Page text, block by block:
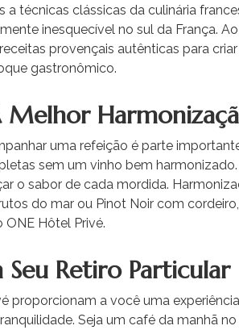
técnicas clássicas da culinária
inesquecível no sul da França.
provençais autênticas para
gastronômico.
uma refeição é parte
sem um vinho bem
o sabor de cada mordida.
do mar ou Pinot Noir com
Hôtel Privé.
Retiro Particular
proporcionam a você uma
Seja um café da manhã